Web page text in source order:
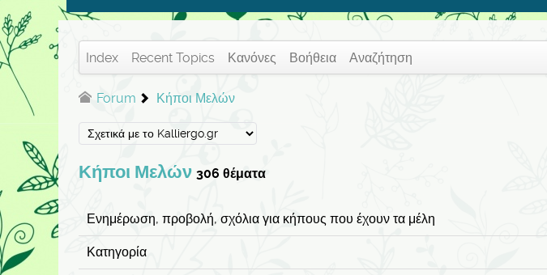
Index Recent Topics Κανόνες Βοήθεια Αναζήτηση
Forum Κήποι Μελών
Κήποι Μελών 306 θέματα
Ενημέρωση, προβολή, σχόλια για κήπους που έχουν τα μέλη
Κατηγορία